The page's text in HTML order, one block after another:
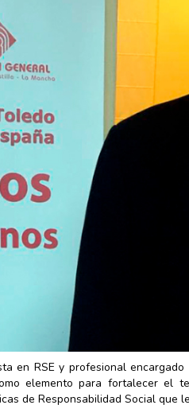
en RSE y profesional
elemento para fortalecer el
de Responsabilidad Social que